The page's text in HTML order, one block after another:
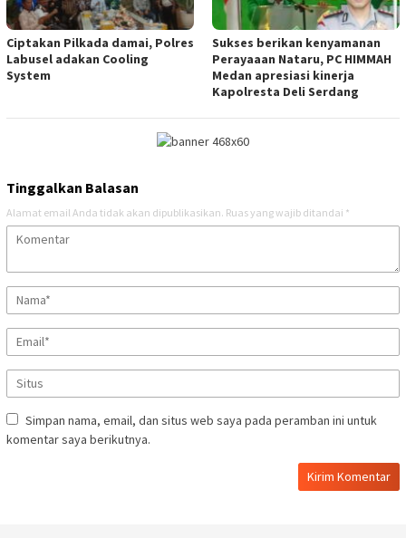
Ciptakan Pilkada damai, Polres
Labusel adakan Cooling
System
Sukses berikan kenyamanan
Perayaaan Nataru, PC HIMMAH
Medan apresiasi kinerja
Kapolresta Deli Serdang
Tinggalkan Balasan
Alamat email Anda tidak akan dipublikasikan. Ruas yang wajib ditandai *
Simpan nama, email, dan situs web saya pada peramban ini untuk
komentar saya berikutnya.